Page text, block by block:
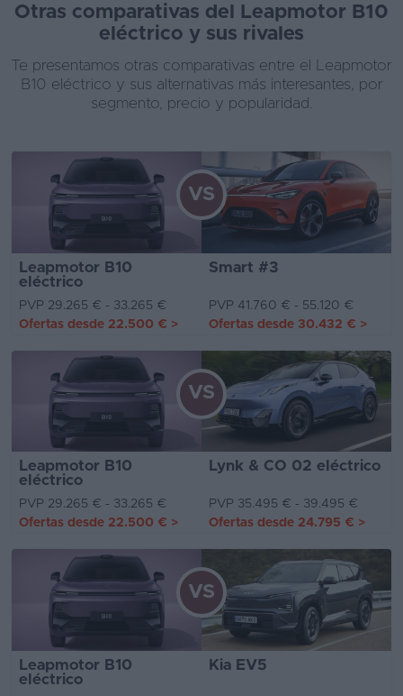
Otras comparativas del Leapmotor B10
eléctrico y sus rivales
Te presentamos otras comparativas entre el Leapmotor
B10 eléctrico y sus alternativas más interesantes, por
segmento, precio y popularidad.
Leapmotor B10
eléctrico
Smart #3
VS
PVP 29.265 € - 33.265 €
PVP 41.760 € - 55.120 €
Ofertas desde 22.500 € > Ofertas desde 30.432 € >
Leapmotor B10
eléctrico
Lynk & CO 02 eléctrico
VS
PVP 29.265 € - 33.265 €
PVP 35.495 € - 39.495 €
Ofertas desde 22.500 € > Ofertas desde 24.795 € >
Leapmotor B10
eléctrico
Kia EV5
VS